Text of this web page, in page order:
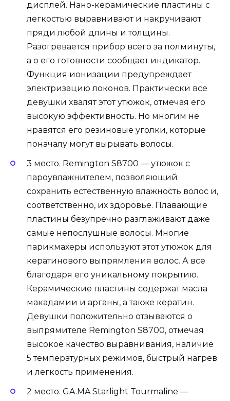
дисплей. Нано-керамические пластины с
легкостью выравнивают и накручивают
пряди любой длины и толщины.
Разогревается прибор всего за полминуты,
а о его готовности сообщает индикатор.
Функция ионизации предупреждает
электризацию локонов. Практически все
девушки хвалят этот утюжок, отмечая его
высокую эффективность. Но многим не
нравятся его резиновые уголки, которые
поначалу могут вырывать волосы.
3 место. Remington S8700 — утюжок с
пароувлажнителем, позволяющий
сохранить естественную влажность волос и,
соответственно, их здоровье. Плавающие
пластины безупречно разглаживают даже
самые непослушные волосы. Многие
парикмахеры используют этот утюжок для
кератинового выпрямления волос. А все
благодаря его уникальному покрытию.
Керамические пластины содержат масла
макадамии и арганы, а также кератин.
Девушки положительно отзываются о
выпрямителе Remington S8700, отмечая
высокое качество выравнивания, наличие
5 температурных режимов, быстрый нагрев
и легкость применения.
2 место. GA.MA Starlight Tourmaline —